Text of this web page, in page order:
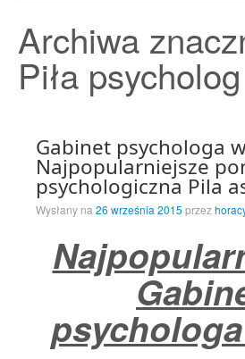
Przykładowa strona
Strona Główna
Archiwa
Piła psycholog
Gabinet psychologa
Najpopularniejsze
psychologiczna Pila
Wysłany na 26 września 2015 przez